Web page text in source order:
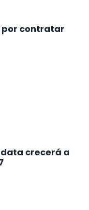
por contratar
crecerá a